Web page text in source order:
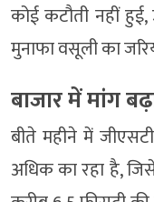
कोई कटौती नहीं
मुनाफा वसूली का
बाजार में मांग
बीते महीने में
अधिक का रहा है,